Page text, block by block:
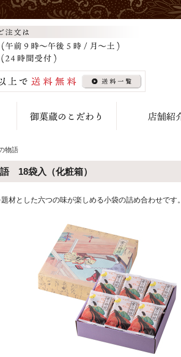
物語
18袋入（化粧箱）
材とした六つの味が楽しめる小袋の詰め合わせです。